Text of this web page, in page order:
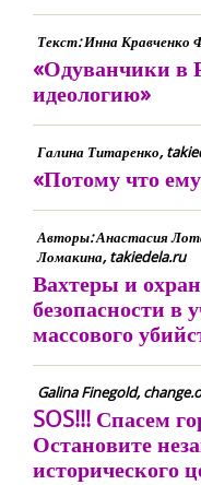
Текст: Инна
«Одуванчики в
идеологию»
Галина Титаренко,
«Потому что
Авторы: Анастасия
Ломакина, takiedela.ru
Вахтеры и
безопасности в
массового
Galina Finegold,
SOS!!! Спасем
Остановите
исторического